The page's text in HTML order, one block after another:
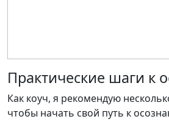
Практические шаги к
Как коуч, я рекомендую
чтобы начать свой путь к